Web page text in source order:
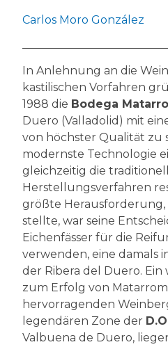
Carlos Moro González
In Anlehnung an die
kastilischen Vorfahren
1988 die Bodega
Duero (Valladolid) mit
von höchster Qualität zu
modernste Technologie
gleichzeitig die
Herstellungsverfahren
größte Herausforderung,
stellte, war seine
Eichenfässer für die
verwenden, eine damals
der Ribera del Duero. Ein
zum Erfolg von
hervorragenden
legendären Zone der
Valbuena de Duero,